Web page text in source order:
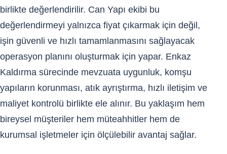
birlikte değerlendirilir. Can Yapı ekibi bu
değerlendirmeyi yalnızca fiyat çıkarmak için değil,
işin güvenli ve hızlı tamamlanmasını sağlayacak
operasyon planını oluşturmak için yapar. Enkaz
Kaldırma sürecinde mevzuata uygunluk, komşu
yapıların korunması, atık ayrıştırma, hızlı iletişim ve
maliyet kontrolü birlikte ele alınır. Bu yaklaşım hem
bireysel müşteriler hem müteahhitler hem de
kurumsal işletmeler için ölçülebilir avantaj sağlar.